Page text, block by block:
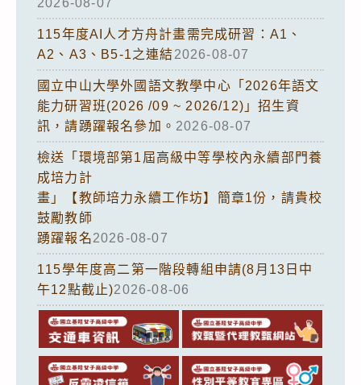
115年度AI人才方舟計畫需完成研習：A1、
A2、A3、B5-1之連結2026-08-07
國立中山大學外國語文教學中心「2026年語文
能力研習班(2026 /09 ~ 2026/12)」招生資
訊，請踴躍報名參加。 2026-08-07
檢送「環境部第1屆高級中等學校內永續部門養
成培力計
畫」【教師培力永續工作坊】簡章1份，請貴校
鼓勵教師
踴躍報名2026-08-07
115學年度高二第一階段轉組申請(8月13日中
午12點截止)2026-08-06